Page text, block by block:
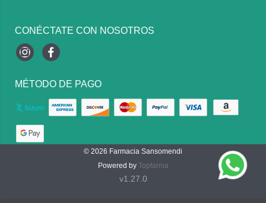
CONÉCTATE CON NOSOTROS
InstagramFacebook
MÉTODO DE PAGO
© 2026 Farmacia Sansomendi
Powered by Topfarma
v1.27.0